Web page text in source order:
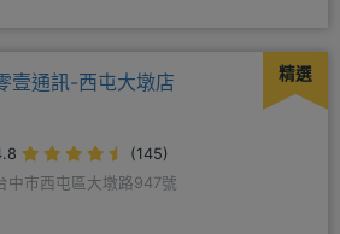
精選
壹通訊-西屯大墩店
(145)
中市西屯區大墩路947號